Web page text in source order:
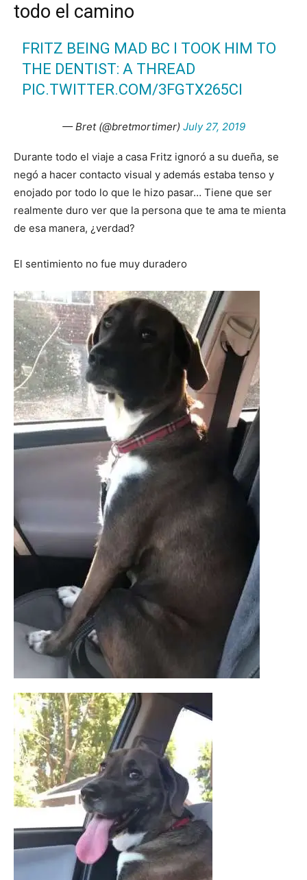
todo el camino
FRITZ BEING MAD BC I TOOK HIM TO
THE DENTIST: A THREAD
PIC.TWITTER.COM/3FGTX265CI
— Bret (@bretmortimer) July 27, 2019
Durante todo el viaje a casa Fritz ignoró a su dueña, se
negó a hacer contacto visual y además estaba tenso y
enojado por todo lo que le hizo pasar… Tiene que ser
realmente duro ver que la persona que te ama te mienta
de esa manera, ¿verdad?
El sentimiento no fue muy duradero